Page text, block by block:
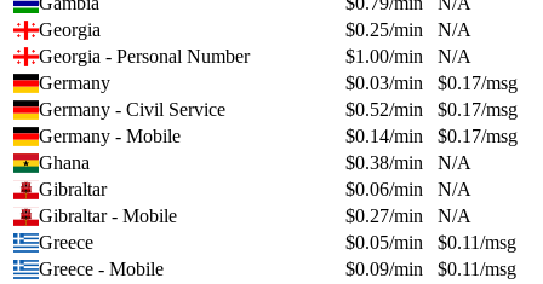
Georgia
$0.25/min
N/A
Georgia - Personal Number
$1.00/min
N/A
Germany
$0.03/min $0.17/msg
Germany - Civil Service
$0.52/min $0.17/msg
Germany - Mobile
$0.14/min $0.17/msg
Ghana
$0.38/min
N/A
Gibraltar
$0.06/min
N/A
Gibraltar - Mobile
$0.27/min
N/A
Greece
$0.05/min $0.11/msg
Greece - Mobile
$0.09/min $0.11/msg